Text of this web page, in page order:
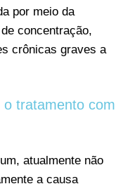
por meio da
concentração,
crônicas graves a
tratamento com
atualmente não
a causa